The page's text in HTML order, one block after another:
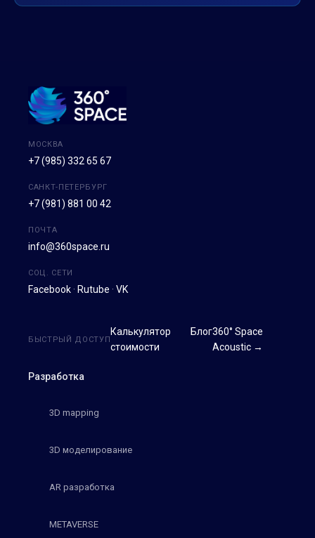
МОСКВА
+7 (985) 332 65 67
САНКТ-ПЕТЕРБУРГ
+7 (981) 881 00 42
ПОЧТА
info@360space.ru
СОЦ. СЕТИ
Facebook · Rutube · VK
Разработка
3D mapping
3D моделирование
AR разработка
METAVERSE
БЫСТРЫЙ ДОСТУП
Калькулятор
стоимости
Блог360° Space
Acoustic →